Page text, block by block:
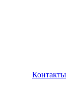
Контакты